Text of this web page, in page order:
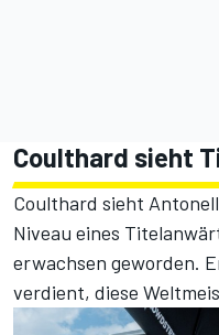
Coulthard sieht
Coulthard sieht
Niveau eines
erwachsen geworden.
verdient, diese